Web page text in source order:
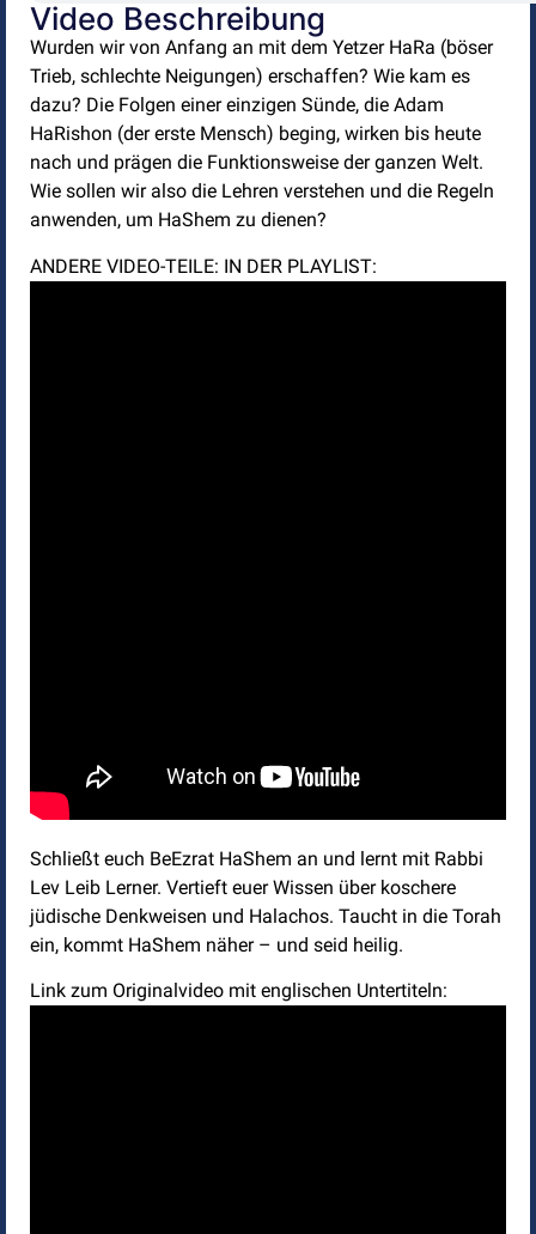
Video Beschreibung
Wurden wir von Anfang an mit dem Yetzer HaRa (böser
Trieb, schlechte Neigungen) erschaffen? Wie kam es
dazu? Die Folgen einer einzigen Sünde, die Adam
HaRishon (der erste Mensch) beging, wirken bis heute
nach und prägen die Funktionsweise der ganzen Welt.
Wie sollen wir also die Lehren verstehen und die Regeln
anwenden, um HaShem zu dienen?
ANDERE VIDEO-TEILE: IN DER PLAYLIST:
Schließt euch BeEzrat HaShem an und lernt mit Rabbi
Lev Leib Lerner. Vertieft euer Wissen über koschere
jüdische Denkweisen und Halachos. Taucht in die Torah
ein, kommt HaShem näher – und seid heilig.
Link zum Originalvideo mit englischen Untertiteln: